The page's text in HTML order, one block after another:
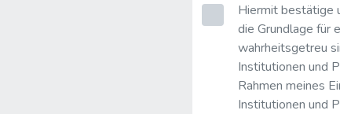
Hiermit bestätige
die Grundlage für
wahrheitsgetreu
Institutionen und
Rahmen meines
Institutionen und